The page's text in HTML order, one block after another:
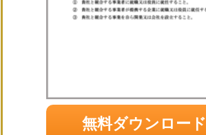
無料ダウンロード